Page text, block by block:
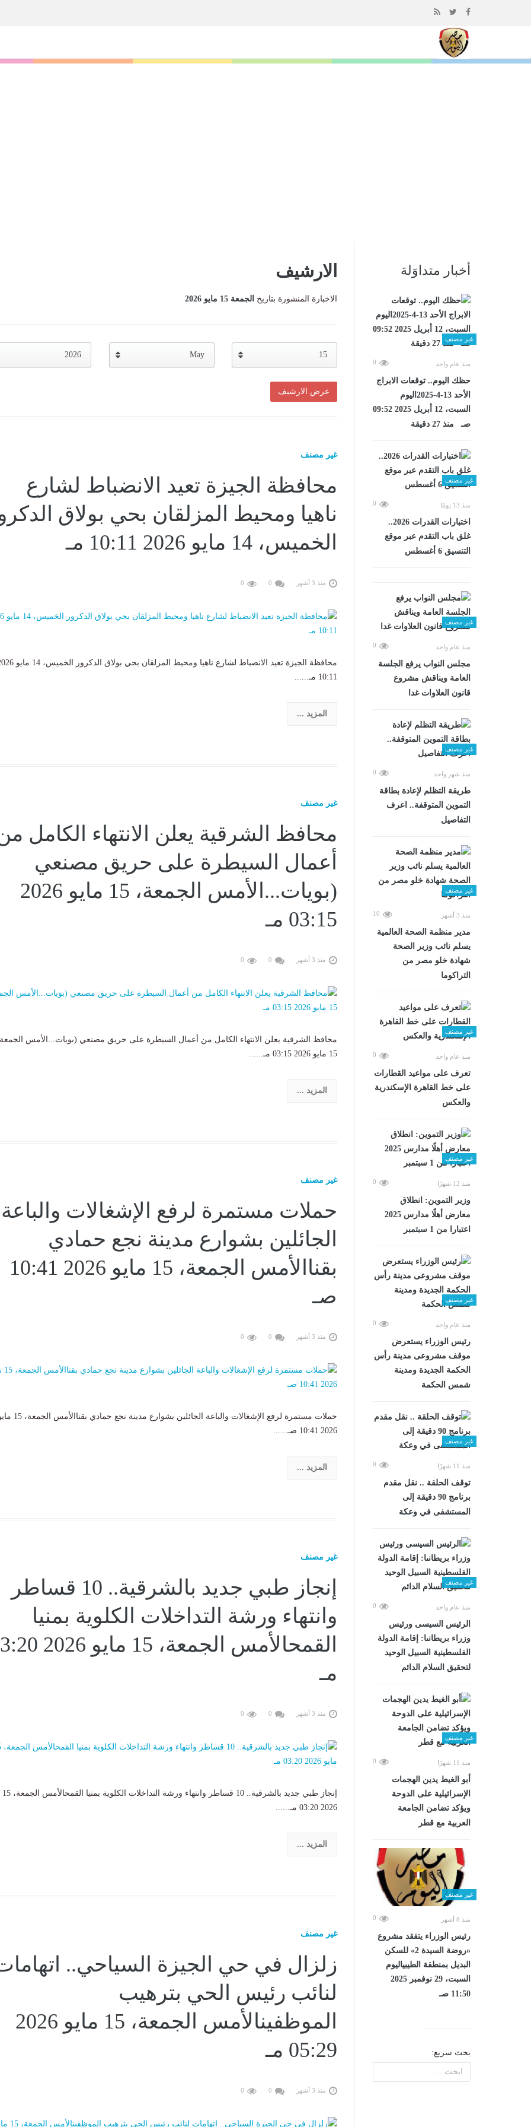
المحتوى
أخبار متداوَلة
غير مصنف
منذ عام واحد 0
حظك اليوم.. توقعات الابراج
الأحد 13-4-2025اليوم
السبت، 12 أبريل 2025 09:52
صـ منذ 27 دقيقة
غير مصنف
منذ 13 يومًا 0
اختبارات القدرات 2026..
غلق باب التقدم عبر موقع
التنسيق 6 أغسطس
غير مصنف
منذ عام واحد 0
مجلس النواب يرفع الجلسة
العامة ويناقش مشروع
قانون العلاوات غدا
غير مصنف
منذ شهر واحد 0
طريقة التظلم لإعادة بطاقة
التموين المتوقفة.. اعرف
التفاصيل
غير مصنف
منذ 3 أشهر 10
مدير منظمة الصحة العالمية
يسلم نائب وزير الصحة
شهادة خلو مصر من
التراكوما
غير مصنف
منذ عام واحد 0
تعرف على مواعيد القطارات
على خط القاهرة الإسكندرية
والعكس
غير مصنف
منذ 12 شهرًا 0
وزير التموين: انطلاق
معارض أهلًا مدارس 2025
اعتبارا من 1 سبتمبر
غير مصنف
منذ عام واحد 0
رئيس الوزراء يستعرض
موقف مشروعى مدينة رأس
الحكمة الجديدة ومدينة
شمس الحكمة
غير مصنف
منذ 11 شهرًا 0
توقف الحلقة .. نقل مقدم
برنامج 90 دقيقة إلى
المستشفى في وعكة
غير مصنف
منذ عام واحد 0
الرئيس السيسى ورئيس
وزراء بريطانىا: إقامة الدولة
الفلسطينية السبيل الوحيد
لتحقيق السلام الدائم
غير مصنف
منذ 11 شهرًا 0
أبو الغيط يدين الهجمات
الإسرائيلية على الدوحة
ويؤكد تضامن الجامعة
العربية مع قطر
غير مصنف
منذ 8 أشهر 0
رئيس الوزراء يتفقد مشروع
«روضة السيدة 2» للسكن
البديل بمنطقة الطيبياليوم
السبت، 29 نوفمبر 2025
11:50 صـ
بحث سريع:
الارشيف
الاخبارة المنشورة بتاريخ الجمعة 15 مايو 2026
15
May
2026
غير مصنف
محافظة الجيزة تعيد الانضباط لشارع
ناهيا ومحيط المزلقان بحي بولاق
الخميس، 14 مايو 2026 10:11 مـ
منذ 3 أشهر 0
0
محافظة الجيزة تعيد الانضباط لشارع ناهيا ومحيط المزلقان بحي بولاق
10:11 مـ......
المزيد ...
غير مصنف
محافظ الشرقية يعلن الانتهاء الكامل
أعمال السيطرة على حريق مصنعي
(بويات...الأمس الجمعة، 15 مايو 2026
03:15 مـ
منذ 3 أشهر 0
0
محافظ الشرقية يعلن الانتهاء الكامل من أعمال السيطرة على حريق مصنعي (بويات...الأمس
15 مايو 2026 03:15 مـ......
المزيد ...
غير مصنف
حملات مستمرة لرفع الإشغالات والباعة
الجائلين بشوارع مدينة نجع حمادي
بقناالأمس الجمعة، 15 مايو 2026 10:41
صـ
منذ 3 أشهر 0
0
حملات مستمرة لرفع الإشغالات والباعة الجائلين بشوارع مدينة نجع حمادي
2026 10:41 صـ......
المزيد ...
غير مصنف
إنجاز طبي جديد بالشرقية.. 10 قساطر
وانتهاء ورشة التداخلات الكلوية بمنيا
القمحالأمس الجمعة، 15
مـ
منذ 3 أشهر 0
0
2026 03:20 مـ......
المزيد ...
غير مصنف
زلزال في حي الجيزة السياحي..
لنائب رئيس الحي بترهيب
الموظفينالأمس الجمعة، 15 مايو 2026
05:29 مـ
منذ 3 أشهر 0
0